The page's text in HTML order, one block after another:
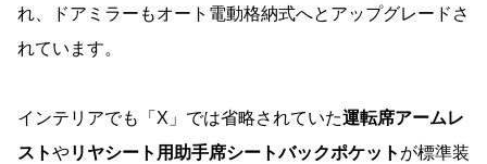
れ、ドアミラーもオート電動格納式へとアップグレードさ
れています。
インテリアでも「X」では省略されていた運転席アームレ
ストやリヤシート用助手席シートバックポケット が標準装